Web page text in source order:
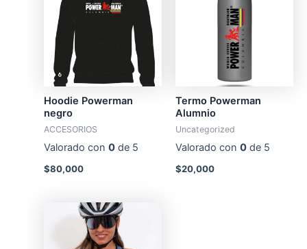
Hoodie Powerman
negro
ACCESORIOS
Valorado con 0de 5
$80,000
Termo Powerman
Alumnio
Uncategorized
Valorado con 0de 5
$20,000